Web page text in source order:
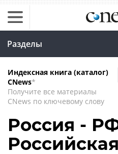
Разделы
Индексная книга (каталог)
CNews*
Получите все материалы
CNews по ключевому слову
Россия -
Российская